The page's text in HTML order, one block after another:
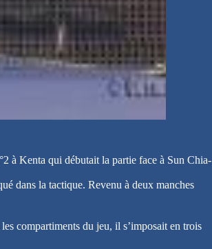
à Kenta qui débutait la partie face à Sun Chia-
dans la tactique. Revenu à deux manches
compartiments du jeu, il s’imposait en trois